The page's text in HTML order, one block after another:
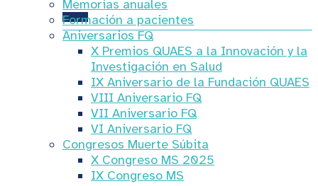
Memorias anuales
Formación a pacientes
Aniversarios FQ
X Premios QUAES a la Innovación y la
Investigación en Salud
IX Aniversario de la Fundación QUAES
VIII Aniversario FQ
VII Aniversario FQ
VI Aniversario FQ
Congresos Muerte Súbita
X Congreso MS 2025
IX Congreso MS